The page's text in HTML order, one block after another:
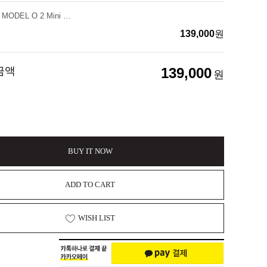
[글로리어스] MODEL O 2 Mini 무선 게이밍 마우스 [화이트]
139,000원
액 139,000 원
BUY IT NOW
ADD TO CART
WISH LIST